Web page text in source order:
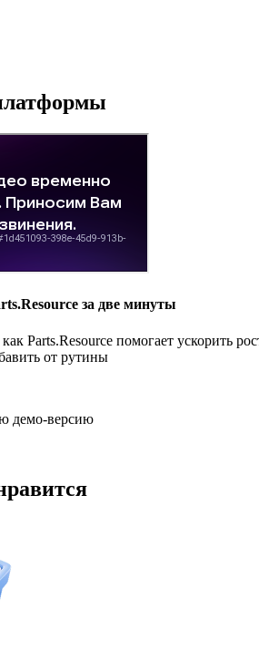
за две минуты
Parts.Resource помогает ускорить
от рутины
демо-версию